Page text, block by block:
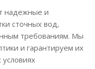
надежные и
сточных вод,
требованиям. Мы
и гарантируем их